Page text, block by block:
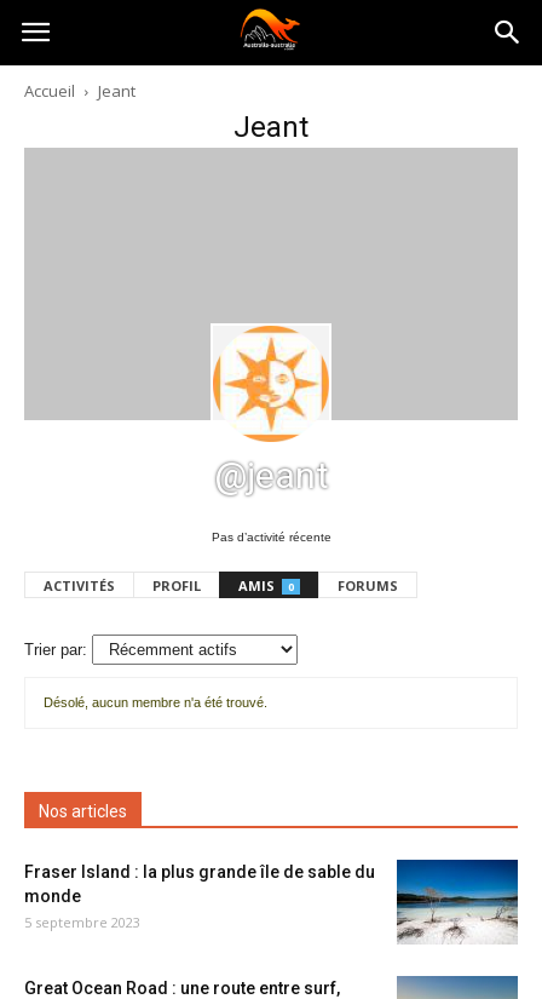
Australia-
australie.com
Accueil Jeant
Jeant
@jeant
Pas d’activité récente
ACTIVITÉS PROFIL AMIS 0 FORUMS
Trier par:
amis
Désolé, aucun membre n'a été trouvé.
Nos articles
Fraser Island : la plus grande île de sable du
monde
5 septembre 2023
Great Ocean Road : une route entre surf,